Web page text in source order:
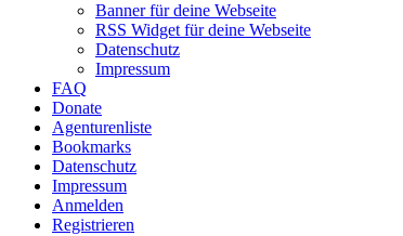
Banner für deine Webseite
RSS Widget für deine Webseite
Datenschutz
Impressum
FAQ
Donate
Agenturenliste
Bookmarks
Datenschutz
Impressum
Anmelden
Registrieren